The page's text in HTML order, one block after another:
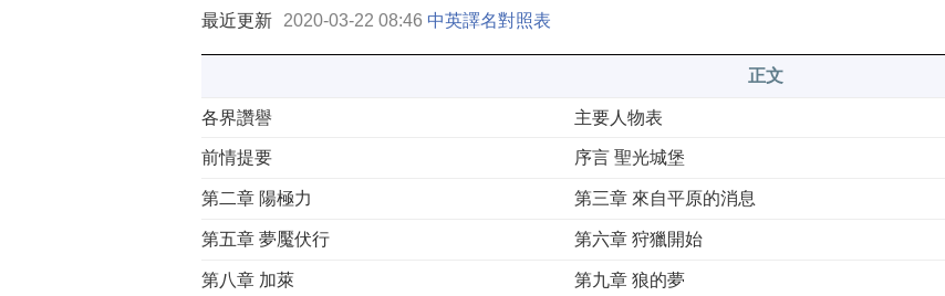
最近更新 2020-03-22 08:46 中英譯名對照表
正文
各界讚譽 主要人物表
前情提要 序言 聖光城堡
第二章 陽極力 第三章 來自平原的消息
第五章 夢魘伏行 第六章 狩獵開始
第八章 加萊 第九章 狼的夢